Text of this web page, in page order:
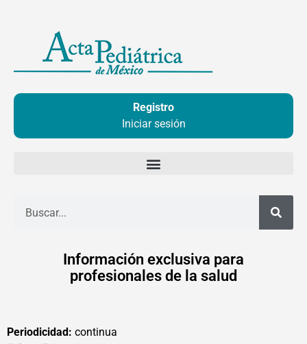
contenido
Registro
Iniciar sesión
Información exclusiva para
profesionales de la salud
Periodicidad: continua